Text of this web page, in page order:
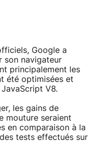
Google a
son navigateur
principalement les
été optimisées et
V8.
les gains de
mouture seraient
en comparaison à la
tests effectués sur